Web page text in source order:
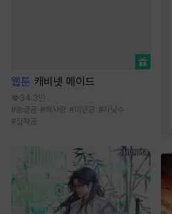
웹툰 캐비넷 메이드
34.3만
#능글공 #짝사랑 #미인공 #자낮수
#집착공